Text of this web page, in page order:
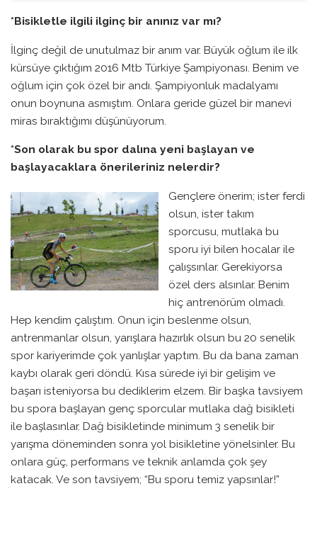
*Bisikletle ilgili ilginç bir anınız var mı?
İlginç değil de unutulmaz bir anım var. Büyük oğlum ile ilk
kürsüye çıktığım 2016 Mtb Türkiye Şampiyonası. Benim ve
oğlum için çok özel bir andı. Şampiyonluk madalyamı
onun boynuna asmıştım. Onlara geride güzel bir manevi
miras bıraktığımı düşünüyorum.
*Son olarak bu spor dalına yeni başlayan ve
başlayacaklara önerileriniz nelerdir?
Gençlere önerim; ister ferdi
olsun, ister takım
sporcusu, mutlaka bu
sporu iyi bilen hocalar ile
çalışsınlar. Gerekiyorsa
özel ders alsınlar. Benim
hiç antrenörüm olmadı.
Hep kendim çalıştım. Onun için beslenme olsun,
antrenmanlar olsun, yarışlara hazırlık olsun bu 20 senelik
spor kariyerimde çok yanlışlar yaptım. Bu da bana zaman
kaybı olarak geri döndü. Kısa sürede iyi bir gelişim ve
başarı isteniyorsa bu dediklerim elzem. Bir başka tavsiyem
bu spora başlayan genç sporcular mutlaka dağ bisikleti
ile başlasınlar. Dağ bisikletinde minimum 3 senelik bir
yarışma döneminden sonra yol bisikletine yönelsinler. Bu
onlara güç, performans ve teknik anlamda çok şey
katacak. Ve son tavsiyem; “Bu sporu temiz yapsınlar!”